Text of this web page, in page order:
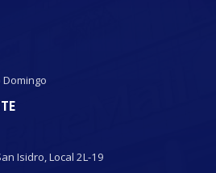
Domingo
Isidro, Local 2L-19